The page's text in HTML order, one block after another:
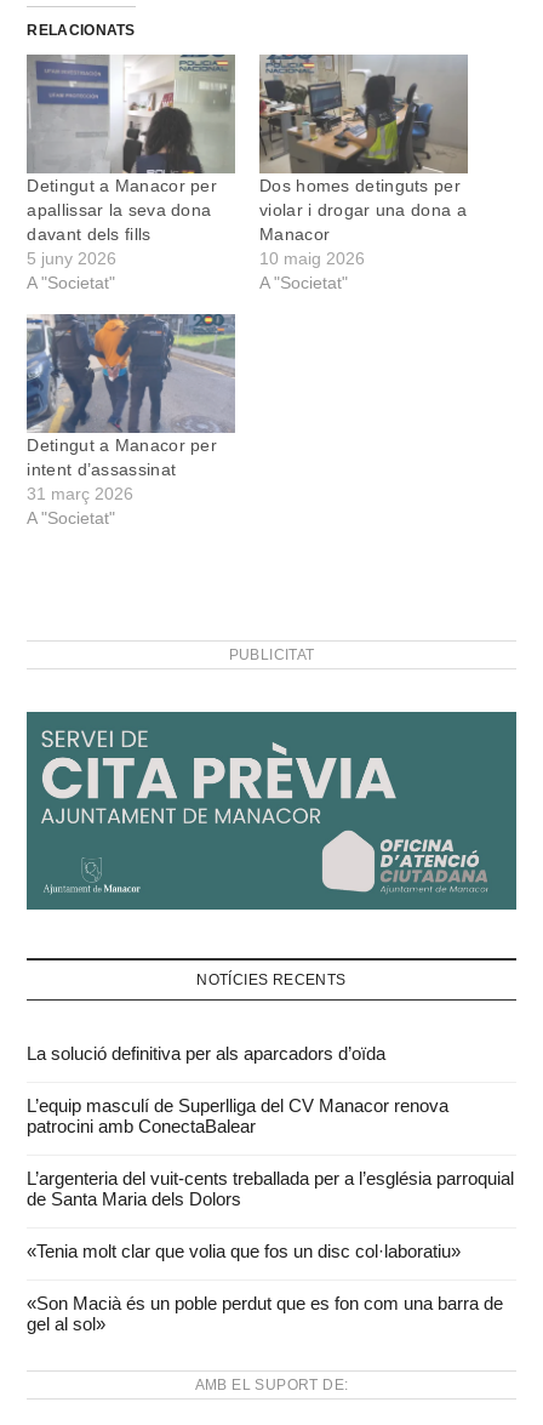
RELACIONATS
Detingut a Manacor per
apallissar la seva dona
davant dels fills
5 juny 2026
A "Societat"
Dos homes detinguts per
violar i drogar una dona a
Manacor
10 maig 2026
A "Societat"
Detingut a Manacor per
intent d’assassinat
31 març 2026
A "Societat"
PUBLICITAT
NOTÍCIES RECENTS
La solució definitiva per als aparcadors d’oïda
L’equip masculí de Superlliga del CV Manacor renova
patrocini amb ConectaBalear
L’argenteria del vuit-cents treballada per a l’església parroquial
de Santa Maria dels Dolors
«Tenia molt clar que volia que fos un disc col·laboratiu»
«Son Macià és un poble perdut que es fon com una barra de
gel al sol»
AMB EL SUPORT DE: